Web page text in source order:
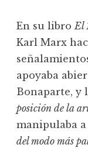
En su libroEl
Karl Marx
apoyaba
Bonaparte, y
posición de la
manipulaba
del modo más